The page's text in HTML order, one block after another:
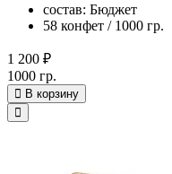
состав: Бюджет
58 конфет / 1000 гр.
1 200 ₽
1000 гр.
В корзину